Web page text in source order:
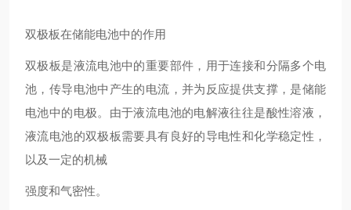
双极板在储能电池中的作用
双极板是液流电池中的重要部件，用于连接和分隔多个电
池，传导电池中产生的电流，并为反应提供支撑，是储能
电池中的电极。由于液流电池的电解液往往是酸性溶液，
液流电池的双极板需要具有良好的导电性和化学稳定性，
以及一定的机械
强度和气密性。